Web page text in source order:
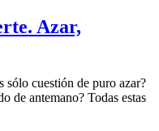
Azar,
sólo cuestión de puro azar?
de antemano? Todas estas